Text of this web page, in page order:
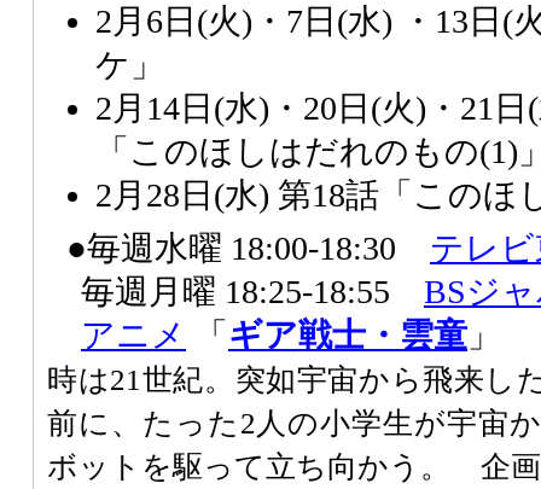
2月6日(火)・7日(水) ・13日(
ケ」
2月14日(水)・20日(火)・21
「このほしはだれのもの(1)
2月28日(水) 第18話「このほ
●毎週水曜 18:00-18:30 テレ
毎週月曜 18:25-18:55 BSジ
アニメ
「 ギア戦士・雲童 」
時は21世紀。突如宇宙から飛来し
前に、たった2人の小学生が宇宙
ボットを駆って立ち向かう。 企